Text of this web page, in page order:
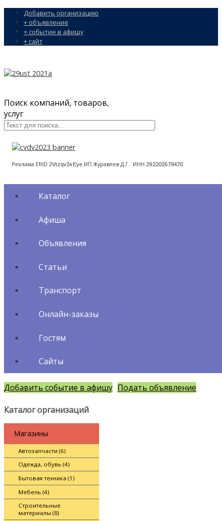
Добавить организацию
+ объявление
+ событие в афишу
+ сайт
Поиск компаний, товаров,
услуг
Реклама ERID 2Vtzqv2eEye ИП Журавлев Д.Г. ИНН292202679470
Каталог
Афиша
Объявления
Статьи
Транспорт
Онлайн-заказы
Гостям
Сайты
Добавить событие в афишу Подать объявление
Каталог организаций
Магазины
Автозапчасти (6)
Одежда, обувь (4)
Бытовая техника (1)
Мебель (4)
Строительные
материалы (8)